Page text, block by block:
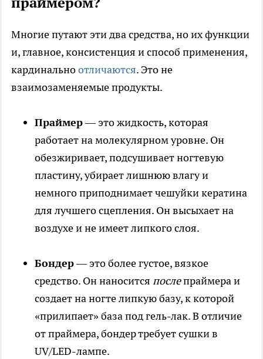
Многие путают эти два средства, но их функции
и, главное, консистенция и способ применения,
кардинальноотличаются. Это не
взаимозаменяемые продукты.
Праймер— это жидкость, которая
работает на молекулярном уровне. Он
обезжиривает, подсушивает ногтевую
пластину, убирает лишнюю влагу и
немного приподнимает чешуйки кератина
для лучшего сцепления. Он высыхает на
воздухе и не имеет липкого слоя.
Бондер— это более густое, вязкое
средство. Он наносится послепраймера и
создает на ногте липкую базу, к которой
«прилипает» база под гель-лак. В отличие
от праймера, бондер требует сушки в
UV/LED-лампе.